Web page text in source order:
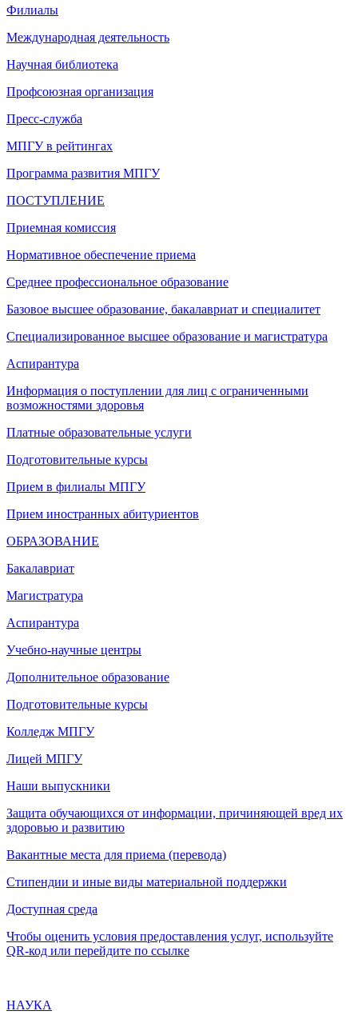
Филиалы
Международная деятельность
Научная библиотека
Профсоюзная организация
Пресс-служба
МПГУ в рейтингах
Программа развития МПГУ
ПОСТУПЛЕНИЕ
Приемная комиссия
Нормативное обеспечение приема
Среднее профессиональное образование
Базовое высшее образование, бакалавриат и специалитет
Специализированное высшее образование и магистратура
Аспирантура
Информация о поступлении для лиц с ограниченными
возможностями здоровья
Платные образовательные услуги
Подготовительные курсы
Прием в филиалы МПГУ
Прием иностранных абитуриентов
ОБРАЗОВАНИЕ
Бакалавриат
Магистратура
Аспирантура
Учебно-научные центры
Дополнительное образование
Подготовительные курсы
Колледж МПГУ
Лицей МПГУ
Наши выпускники
Защита обучающихся от информации, причиняющей вред их
здоровью и развитию
Вакантные места для приема (перевода)
Стипендии и иные виды материальной поддержки
Доступная среда
Чтобы оценить условия предоставления услуг, используйте
QR-код или перейдите по ссылке
НАУКА